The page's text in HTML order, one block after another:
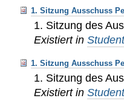
1. Sitzung Ausschuss
1. Sitzung des
Existiert in
1. Sitzung Ausschuss
1. Sitzung des
Existiert in